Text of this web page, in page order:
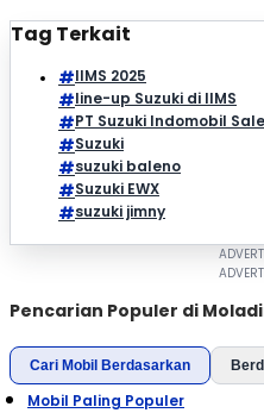
Tag Terkait
IIMS 2025
line-up Suzuki di IIMS
PT Suzuki Indomobil
Suzuki
suzuki baleno
Suzuki EWX
suzuki jimny
Pencarian Populer di
Cari Mobil Berdasarkan
Mobil Paling Populer